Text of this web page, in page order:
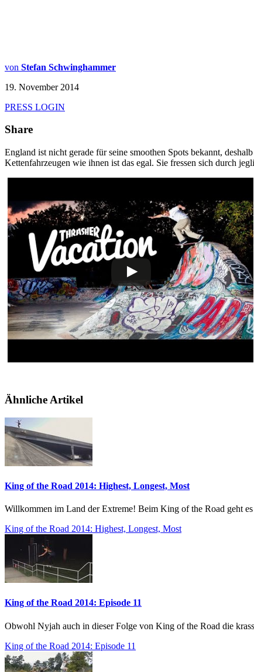
von Stefan Schwinghammer
19. November 2014
PRESS LOGIN
Share
England ist nicht gerade für seine smoothen Spots bekannt,
Kettenfahrzeugen wie ihnen ist das egal. Sie fressen sich durch
Ähnliche Artikel
King of the Road 2014: Highest, Longest, Most
Willkommen im Land der Extreme! Beim King of the Road geht
King of the Road 2014: Highest, Longest, Most
King of the Road 2014: Episode 11
Obwohl Nyjah auch in dieser Folge von King of the Road die
King of the Road 2014: Episode 11